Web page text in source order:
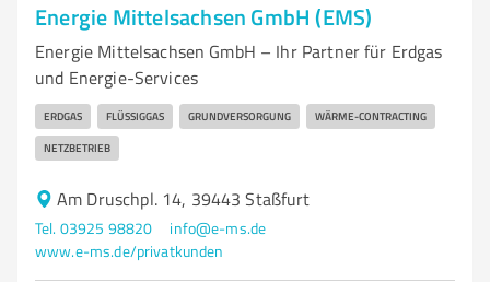
Energie Mittelsachsen GmbH (EMS)
Energie Mittelsachsen GmbH – Ihr Partner für Erdgas
und Energie-Services
ERDGAS FLÜSSIGGAS GRUNDVERSORGUNG WÄRME-CONTRACTING
NETZBETRIEB
Am Druschpl. 14, 39443 Staßfurt
Tel. 03925 98820
info@e-ms.de
www.e-ms.de/privatkunden